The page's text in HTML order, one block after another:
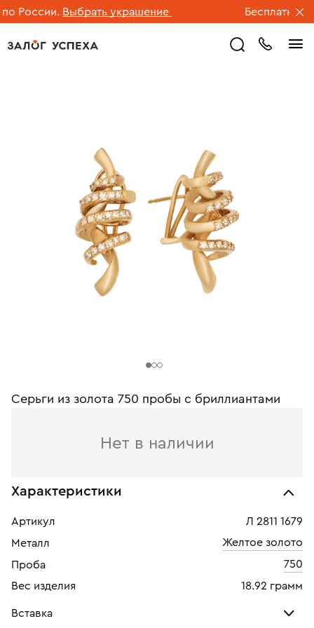
России. Выбрать украшение Бесплатная
Серьги из золота 750 пробы c бриллиантами
Нет в наличии
Характеристики
Артикул
Л 2811 1679
Металл
Желтое золото
Проба
750
Вес изделия
18.92 грамм
Вставка